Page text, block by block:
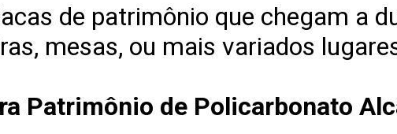
de patrimônio que chegam a
mesas, ou mais variados
Patrimônio de Policarbonato